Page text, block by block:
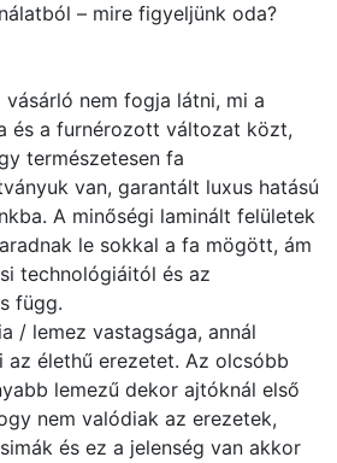
– mire figyeljünk oda?
nem fogja látni, mi a
és a furnérozott változat közt,
természetesen fa
van, garantált luxus hatású
A minőségi laminált felületek
le sokkal a fa mögött, ám
technológiáitól és az
függ.
/ lemez vastagsága, annál
az élethű erezetet. Az olcsóbb
lemezű dekor ajtóknál első
nem valódiak az erezetek,
és ez a jelenség van akkor